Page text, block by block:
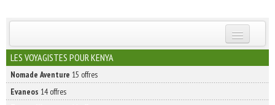
INSCRIVEZ-VOUS | ABONNEZ-VOUS
LES VOYAGISTES POUR KENYA
Nomade Aventure 15 offres
Evaneos 14 offres